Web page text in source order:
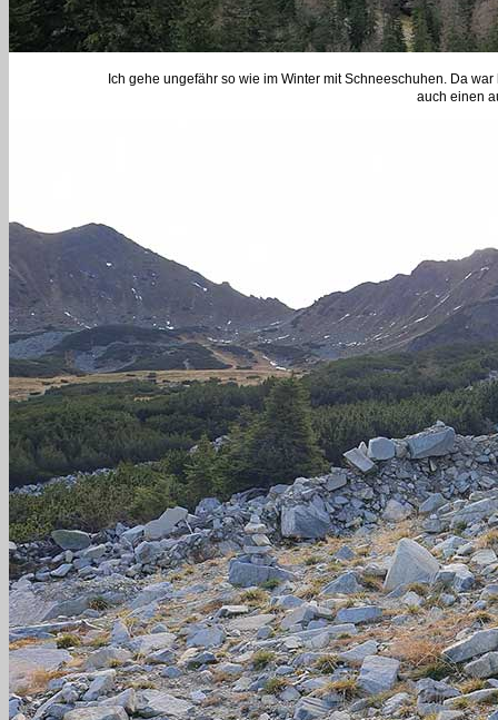
Ich gehe ungefähr so wie im Winter mit Schneeschuhen. Da
auch einen